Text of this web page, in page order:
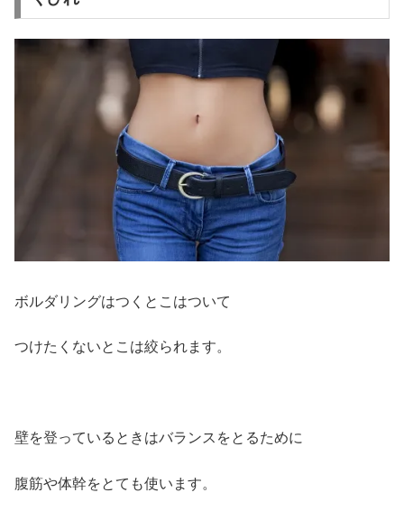
ボルダリングはつくとこはついて
つけたくないとこは絞られます。
壁を登っているときはバランスをとるために
腹筋や体幹をとても使います。